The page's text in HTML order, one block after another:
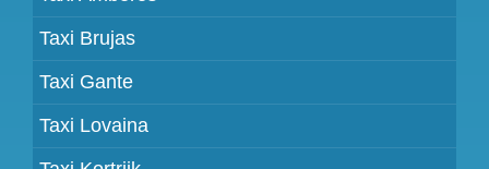
Taxi Brujas
Taxi Gante
Taxi Lovaina